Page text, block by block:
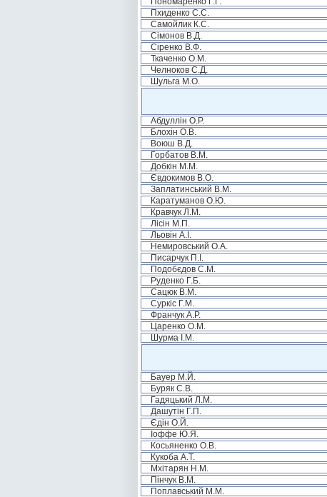
Пхиденко С.С.
Самойлик К.С.
Сімонов В.Д.
Сіренко В.Ф.
Ткаченко О.М.
Челноков С.Д.
Шульга М.О.
Абдуллін О.Р.
Блохін О.В.
Воюш В.Д.
Горбатов В.М.
Добкін М.М.
Євдокимов В.О.
Заплатинський В.М.
Каратуманов О.Ю.
Кравчук Л.М.
Лісін М.П.
Льовін А.І.
Немировський О.А.
Писарчук П.І.
Подобєдов С.М.
Руденко Г.Б.
Сацюк В.М.
Суркіс Г.М.
Франчук А.Р.
Царенко О.М.
Шурма І.М.
Бауер М.Й.
Буряк С.В.
Гадяцький Л.М.
Дашутін Г.П.
Єдін О.Й.
Іоффе Ю.Я.
Косьяненко О.В.
Кукоба А.Т.
Мхітарян Н.М.
Пінчук В.М.
Поплавський М.М.